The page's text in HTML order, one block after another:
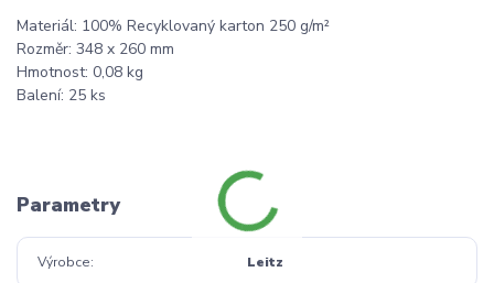
Materiál: 100% Recyklovaný karton 250 g/m²
Rozměr: 348 x 260 mm
Hmotnost: 0,08 kg
Balení: 25 ks
Parametry
Výrobce Leitz